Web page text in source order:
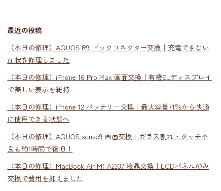
最近の投稿
（本日の修理）AQUOS R9 ドックコネクター交換｜充電できない
症状を修理しました
（本日の修理）iPhone 16 Pro Max 画面交換｜有機ELディスプレイ
で美しい表示を維持
（本日の修理）iPhone 12 バッテリー交換｜最大容量71％から快適
に使用できる状態へ
（本日の修理）AQUOS sense9 画面交換｜ガラス割れ・タッチ不
良も約1時間で復旧！
（本日の修理）MacBook Air M1 A2337 液晶交換｜LCDパネルのみ
交換で費用を抑えました